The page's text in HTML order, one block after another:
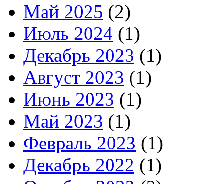
Май 2025 (2)
Июль 2024 (1)
Декабрь 2023 (1)
Август 2023 (1)
Июнь 2023 (1)
Май 2023 (1)
Февраль 2023 (1)
Декабрь 2022 (1)